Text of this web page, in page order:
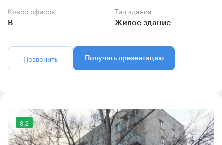
Класс офисов
B
Тип здания
Жилое здание
Позвонить Получить презентацию
8.2